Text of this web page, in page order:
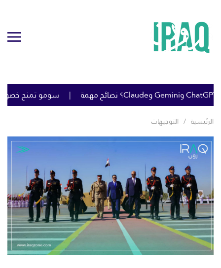
سومو تمنح خصومات
الرئيسية التوجيهات